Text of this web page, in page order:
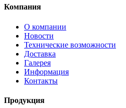
Компания
О компании
Новости
Технические возможности
Доставка
Галерея
Информация
Контакты
Продукция